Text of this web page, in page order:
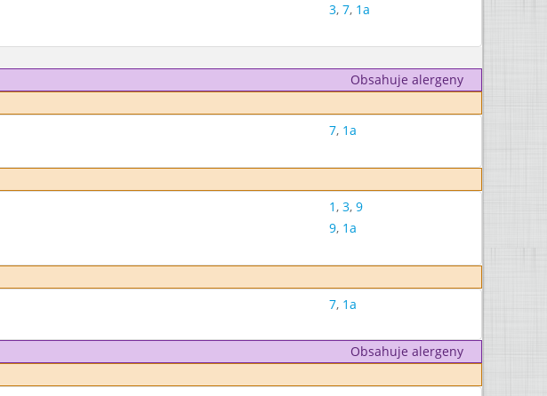
3, 7, 1a
Obsahuje alergeny
7, 1a
1, 3, 9
9, 1a
7, 1a
Obsahuje alergeny